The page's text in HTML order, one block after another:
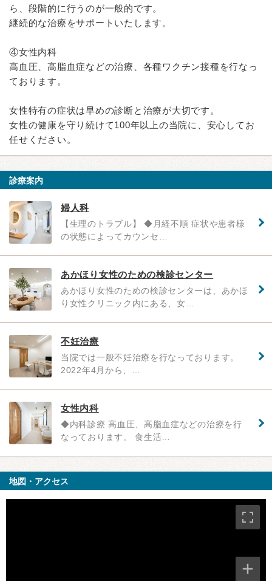
ら、段階的に行うのが一般的です。
継続的な治療をサポートいたします。
④女性内科
高血圧、高脂血症などの治療、各種ワクチン接種を行なっ
ております。
女性特有の症状は早めの診断と治療が大切です。
女性の健康を守り続けて100年以上の当院に、安心してお
任せください。
診療案内
婦人科
【生理のトラブル】 ◆月経不順 症状や患者様
の状態によってカウンセ…
あかほり女性のための検診センター
あかほり女性のための検診センターは、あかほ
り女性クリニック内にある、女…
不妊治療
当院では一般不妊治療を行なっております。​
2022年4月から、…
女性内科
◆内科診療 高血圧、高脂血症などの治療を行
なっております。 食生活…
地図・アクセス